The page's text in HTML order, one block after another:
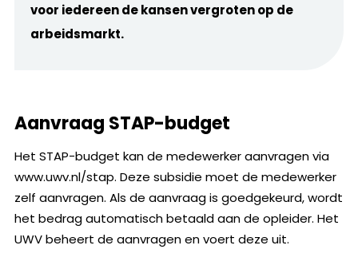
voor iedereen de kansen vergroten op de
arbeidsmarkt.
Aanvraag STAP-budget
Het STAP-budget kan de medewerker aanvragen via
www.uwv.nl/stap. Deze subsidie moet de medewerker
zelf aanvragen. Als de aanvraag is goedgekeurd, wordt
het bedrag automatisch betaald aan de opleider. Het
UWV beheert de aanvragen en voert deze uit.